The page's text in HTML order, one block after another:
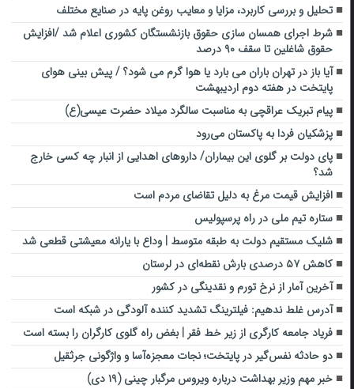
تحلیل و بررسی کاربرد، مزایا و معایب روغن پایه در صنایع مختلف
شرط اجرای همسان سازی حقوق بازنشستگان کشوری اعلام شد /افزایش
حقوق شاغلین تا سقف ۹۰ درصد
آیا باز در تهران باران می بارد یا هوا گرم می شود؟ / پیش بینی هوای
پایتخت در هفته دوم اردیبهشت
پیام تبریک عراقچی به مناسبت سالگرد میلاد حضرت عیسی(ع)
پزشکیان فردا به پاکستان می‌رود
پای دولت بر گلوی این بیماران/ داروهای اهدایی از انبار چه کسی خارج
شد؟
افزایش قیمت مرغ به دلیل تقاضای مردم است
ستاره تیم ملی در راه پرسپولیس
شلیک مستقیم دولت به طبقه متوسط | وداع با یارانه معیشتی قطعی شد
کاهش ۵۷ درصدی بارش نقطه‌ای در لرستان‌
آخرین آمار از نرخ تورم و نقدینگی در کشور
آدرس غلط ندهیم: فیلترینگ تشدید کننده آلودگی در شبکه است
فریاد جامعه کارگری از زیر خط فقر | بغض راه گلوی کارگران را بسته است
دو حادثه نفس‌گیر در پایتخت؛ نجات معجزه‌آسا و واژگونی جرثقیل
خبر مهم وزیر بهداشت درباره ویروس مرگبار چینی (۱۹ دی)